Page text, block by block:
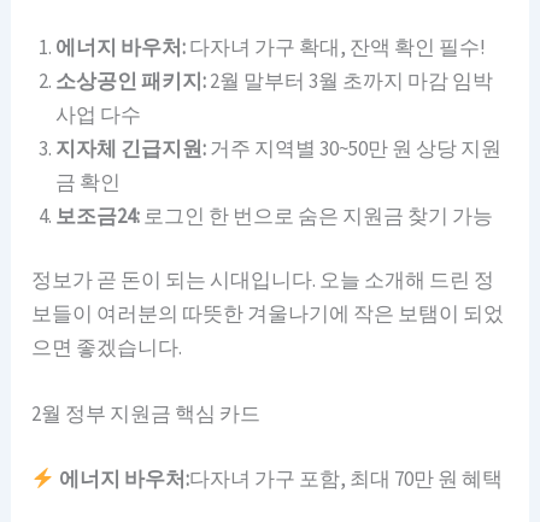
에너지 바우처:다자녀 가구 확대, 잔액 확인 필수!
소상공인 패키지:2월 말부터 3월 초까지 마감 임박
사업 다수
지자체 긴급지원:거주 지역별 30~50만 원 상당 지원
금 확인
보조금24:로그인 한 번으로 숨은 지원금 찾기 가능
정보가 곧 돈이 되는 시대입니다. 오늘 소개해 드린 정
보들이 여러분의 따뜻한 겨울나기에 작은 보탬이 되었
으면 좋겠습니다.
2월 정부 지원금 핵심 카드
에너지 바우처:다자녀 가구 포함, 최대 70만 원 혜택